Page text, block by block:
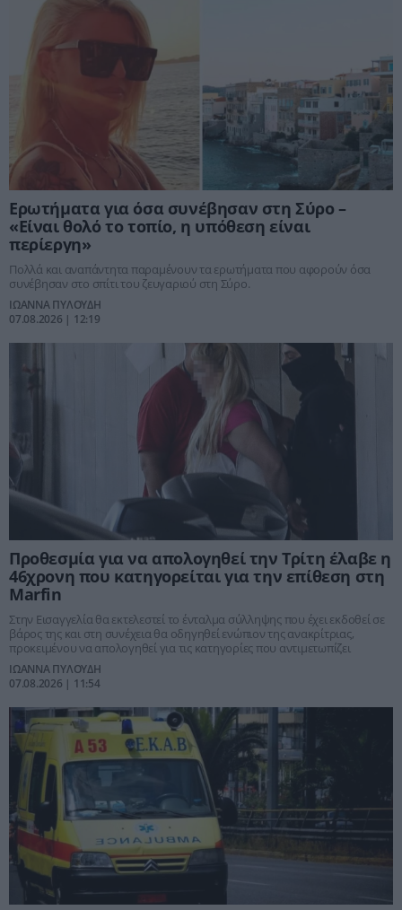
Ερωτήματα για όσα συνέβησαν στη Σύρο –
«Είναι θολό το τοπίο, η υπόθεση είναι
περίεργη»
Πολλά και αναπάντητα παραμένουν τα ερωτήματα που αφορούν όσα
συνέβησαν στο σπίτι του ζευγαριού στη Σύρο.
ΙΩΑΝΝΑ ΠΥΛΟΥΔΗ
07.08.2026 | 12:19
Προθεσμία για να απολογηθεί την Τρίτη έλαβε η
46χρονη που κατηγορείται για την επίθεση στη
Marfin
Στην Εισαγγελία θα εκτελεστεί το ένταλμα σύλληψης που έχει εκδοθεί σε
βάρος της και στη συνέχεια θα οδηγηθεί ενώπιον της ανακρίτριας,
προκειμένου να απολογηθεί για τις κατηγορίες που αντιμετωπίζει
ΙΩΑΝΝΑ ΠΥΛΟΥΔΗ
07.08.2026 | 11:54